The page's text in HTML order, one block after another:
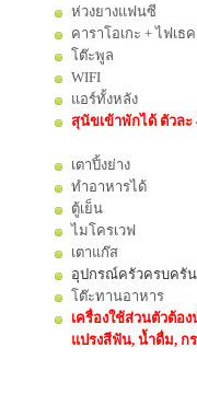
ห่วงยางแฟนซี
คาราโอเกะ + ไฟเธค
โต๊ะพูล
WIFI
แอร์ทั้งหลัง
สุนัขเข้าพักได้ ตัวละ
เตาปิ้งย่าง
ทำอาหารได้
ตู้เย็น
ไมโครเวฟ
เตาแก๊ส
อุปกรณ์ครัวครบครัน
โต๊ะทานอาหาร
เครื่องใช้ส่วนตัวต้อ
แปรงสีฟัน, น้ำดื่ม, ก